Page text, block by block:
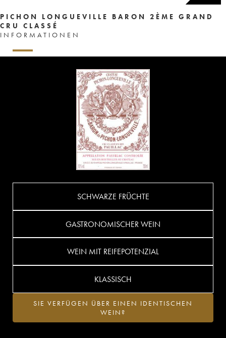
PICHON LONGUEVILLE BARON 2ÈME GRAND
CRU CLASSÉ
INFORMATIONEN
SCHWARZE FRÜCHTE
GASTRONOMISCHER WEIN
WEIN MIT REIFEPOTENZIAL
KLASSISCH
SIE VERFÜGEN ÜBER EINEN IDENTISCHEN
WEIN?